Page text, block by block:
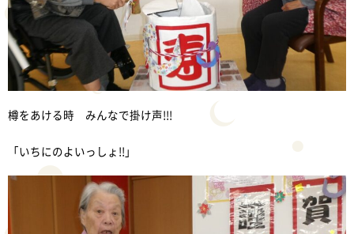
樽をあける時 みんなで掛け声!!!
「いちにのよいっしょ!!」